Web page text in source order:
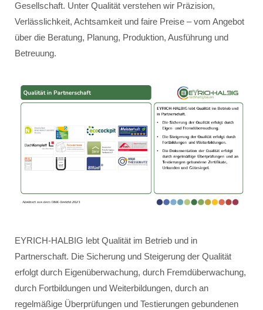
Gesellschaft. Unter Qualität verstehen wir Präzision,
Verlässlichkeit, Achtsamkeit und faire Preise – vom Angebot
über die Beratung, Planung, Produktion, Ausführung und
Betreuung.
EYRICH-HALBIG lebt Qualität im Betrieb und in
Partnerschaft. Die Sicherung und Steigerung der Qualität
erfolgt durch Eigenüberwachung, durch Fremdüberwachung,
durch Fortbildungen und Weiterbildungen, durch an
regelmäßige Überprüfungen und Testierungen gebundenen